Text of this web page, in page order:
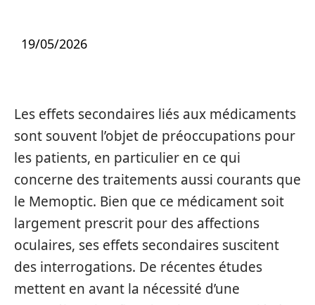
19/05/2026
Les effets secondaires liés aux médicaments
sont souvent l’objet de préoccupations pour
les patients, en particulier en ce qui
concerne des traitements aussi courants que
le Memoptic. Bien que ce médicament soit
largement prescrit pour des affections
oculaires, ses effets secondaires suscitent
des interrogations. De récentes études
mettent en avant la nécessité d’une